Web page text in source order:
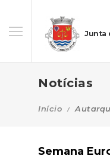
Junta
Notícias
Início
Semana